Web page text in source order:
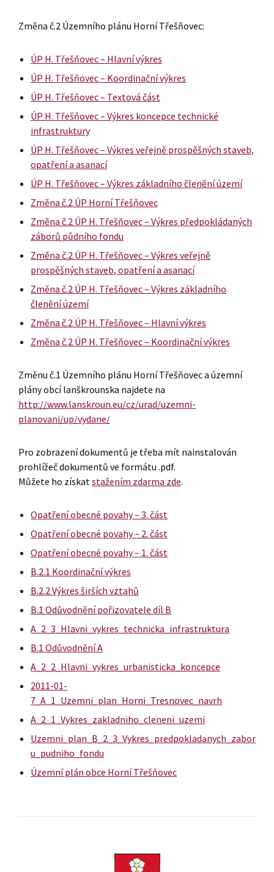
Změna č.2 Územního plánu Horní Třešňovec:
ÚP H. Třešňovec – Hlavní výkres
ÚP H. Třešňovec – Koordinační výkres
ÚP H. Třešňovec – Textová část
ÚP H. Třešňovec – Výkres koncepce technické
infrastruktury
ÚP H. Třešňovec – Výkres veřejně prospěšných staveb,
opatření a asanací
ÚP H. Třešňovec – Výkres základního členění území
Změna č.2 ÚP Horní Třešňovec
Změna č.2 ÚP H. Třešňovec – Výkres předpokládaných
záborů půdního fondu
Změna č.2 ÚP H. Třešňovec – Výkres veřejně
prospěšných staveb, opatření a asanací
Změna č.2 ÚP H. Třešňovec – Výkres základního
členění území
Změna č.2 ÚP H. Třešňovec – Hlavní výkres
Změna č.2 ÚP H. Třešňovec – Koordinační výkres
Změnu č.1 Územního plánu Horní Třešňovec a územní
plány obcí lanškrounska najdete na
http://www.lanskroun.eu/cz/urad/uzemni-
planovani/up/vydane/
Pro zobrazení dokumentů je třeba mít nainstalován
prohlížeč dokumentů ve formátu .pdf.
Můžete ho získatstažením zdarma zde.
Opatření obecné povahy – 3. část
Opatření obecné povahy – 2. část
Opatření obecné povahy – 1. část
B.2.1 Koordinační výkres
B.2.2 Výkres širších vztahů
B.1 Odůvodnění pořizovatele díl B
A_2_3_Hlavni_vykres_technicka_infrastruktura
B.1 Odůvodnění A
A_2_2_Hlavni_vykres_urbanisticka_koncepce
2011-01-
7_A_1_Uzemni_plan_Horni_Tresnovec_navrh
A_2_1_Vykres_zakladniho_cleneni_uzemi
Uzemni_plan_B_2_3_Vykres_predpokladanych_zabor
u_pudniho_fondu
Územní plán obce Horní Třešňovec